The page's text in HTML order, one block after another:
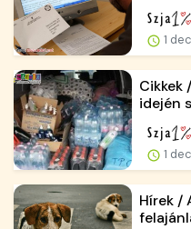
1
Cikkek
idején
1
Hírek /